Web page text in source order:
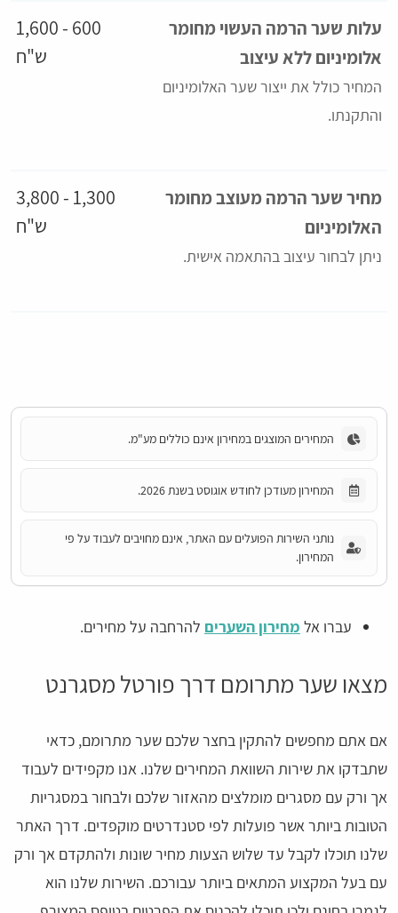
עלות שער הרמה העשוי מחומר
אלומיניום ללא עיצוב
המחיר כולל את ייצור שער האלומיניום
והתקנתו.
600 - 1,600
ש"ח
מחיר שער הרמה מעוצב מחומר
האלומיניום
ניתן לבחור עיצוב בהתאמה אישית.
1,300 - 3,800
ש"ח
המחירים המוצגים במחירון אינם כוללים מע"מ.
המחירון מעודכן לחודש אוגוסט בשנת 2026.
נותני השירות הפועלים עם האתר, אינם מחויבים לעבוד על פי
המחירון.
עברו אל מחירון השערים להרחבה על מחירים.
מצאו שער מתרומם דרך פורטל מסגרנט
אם אתם מחפשים להתקין בחצר שלכם שער מתרומם, כדאי
שתבדקו את שירות השוואת המחירים שלנו. אנו מקפידים לעבוד
אך ורק עם מסגרים מומלצים מהאזור שלכם ולבחור במסגריות
הטובות ביותר אשר פועלות לפי סטנדרטים מוקפדים. דרך האתר
שלנו תוכלו לקבל עד שלוש הצעות מחיר שונות ולהתקדם אך ורק
עם בעל המקצוע המתאים ביותר עבורכם. השירות שלנו הוא